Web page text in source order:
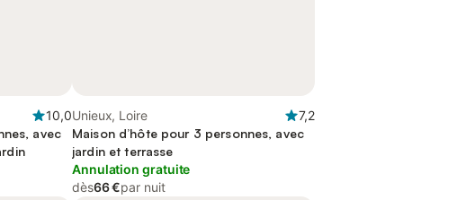
10,0
avec
Unieux, Loire
7,2
Maison d’hôte pour 3 personnes, avec
jardin et terrasse
Annulation gratuite
dès66 €par nuit